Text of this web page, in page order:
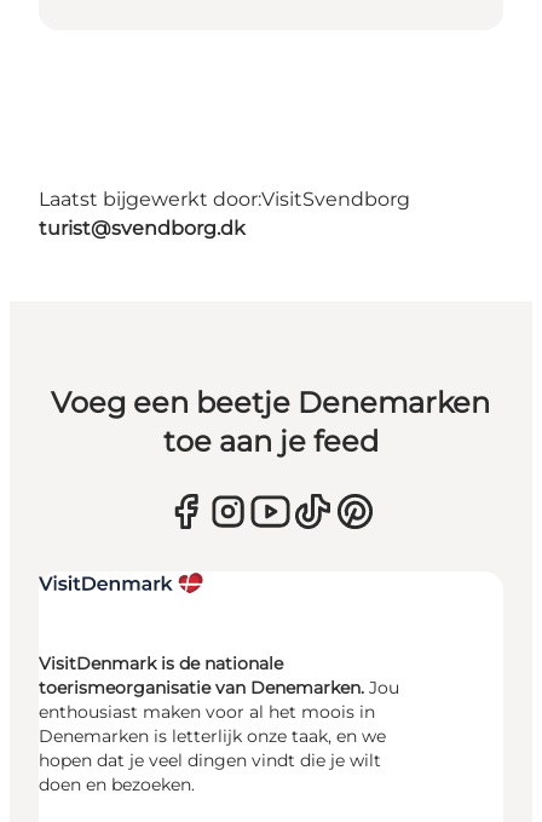
Laatst bijgewerkt door:VisitSvendborg
turist@svendborg.dk
Voeg een beetje Denemarken
toe aan je feed
VisitDenmark is de nationale
toerismeorganisatie van Denemarken. Jou
enthousiast maken voor al het moois in
Denemarken is letterlijk onze taak, en we
hopen dat je veel dingen vindt die je wilt
doen en bezoeken.